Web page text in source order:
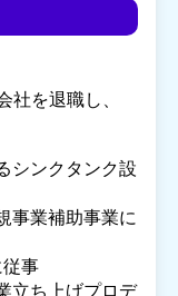
を退職し、
シンクタンク設
事業補助事業に
事
立ち上げプロデ